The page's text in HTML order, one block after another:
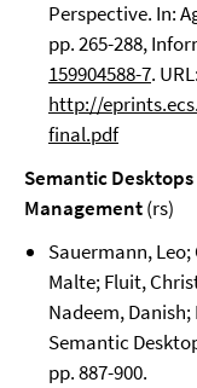
Perspective. In:
pp. 265-288,
159904588-7. URL:
http://
final.pdf
Semantic
Management(rs)
Sauermann,
Malte; Fluit,
Nadeem,
Semantic
pp. 887-900.